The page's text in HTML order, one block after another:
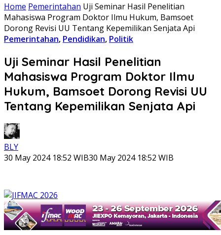
Home Pemerintahan Uji Seminar Hasil Penelitian
Mahasiswa Program Doktor Ilmu Hukum, Bamsoet
Dorong Revisi UU Tentang Kepemilikan Senjata Api
Pemerintahan, Pendidikan, Politik
Uji Seminar Hasil Penelitian
Mahasiswa Program Doktor Ilmu
Hukum, Bamsoet Dorong Revisi UU
Tentang Kepemilikan Senjata Api
BLY
30 May 2024 18:52 WIB30 May 2024 18:52 WIB